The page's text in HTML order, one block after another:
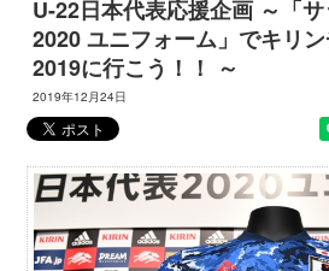
U-22日本代表応援企画 ～「
2020 ユニフォーム」でキリ
2019に行こう！！ ～
2019年12月24日